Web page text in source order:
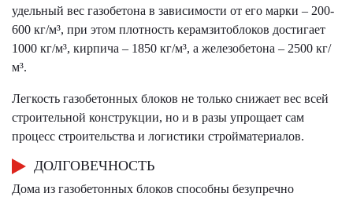
удельный вес газобетона в зависимости от его марки – 200-
600 кг/м³, при этом плотность керамзитоблоков достигает
1000 кг/м³, кирпича – 1850 кг/м³, а железобетона – 2500 кг/
м³.
Легкость газобетонных блоков не только снижает вес всей
строительной конструкции, но и в разы упрощает сам
процесс строительства и логистики стройматериалов.
ДОЛГОВЕЧНОСТЬ
Дома из газобетонных блоков способны безупречно